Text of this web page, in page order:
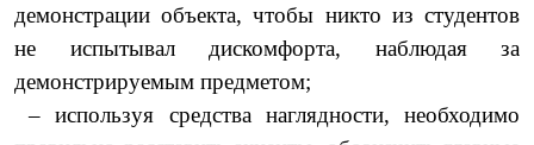
демонстрации объекта, чтобы никто из студентов
не испытывал дискомфорта, наблюдая за
демонстрируемым предметом;
– используя средства наглядности, необходимо